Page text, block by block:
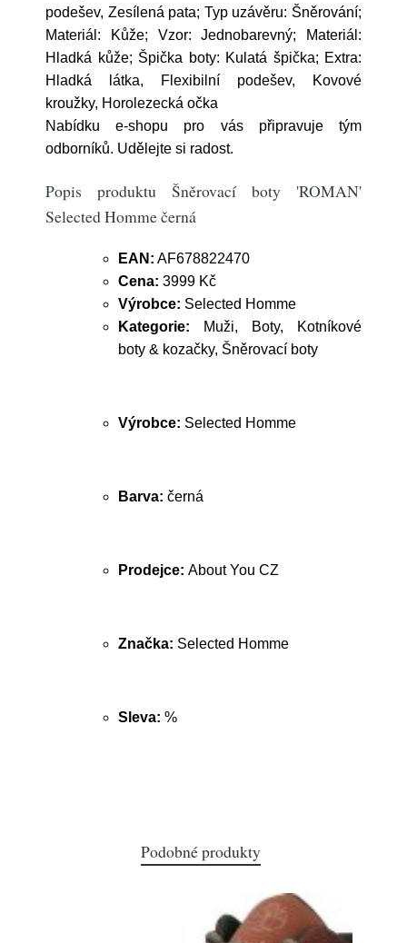
podešev, Zesílená pata; Typ uzávěru: Šněrování;
Materiál: Kůže; Vzor: Jednobarevný; Materiál:
Hladká kůže; Špička boty: Kulatá špička; Extra:
Hladká látka, Flexibilní podešev, Kovové
kroužky, Horolezecká očka
Nabídku e-shopu pro vás připravuje tým
odborníků. Udělejte si radost.
Popis produktu Šněrovací boty 'ROMAN'
Selected Homme černá
EAN: AF678822470
Cena: 3999 Kč
Výrobce: Selected Homme
Kategorie: Muži, Boty, Kotníkové
boty & kozačky, Šněrovací boty
Výrobce: Selected Homme
Barva: černá
Prodejce: About You CZ
Značka: Selected Homme
Sleva: %
Podobné produkty